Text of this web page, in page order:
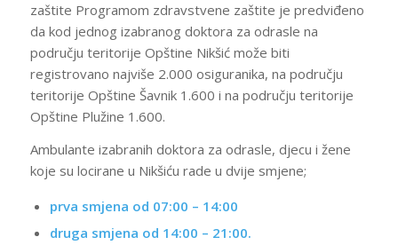
zaštite Programom zdravstvene zaštite je predviđeno
da kod jednog izabranog doktora za odrasle na
području teritorije Opštine Nikšić može biti
registrovano najviše 2.000 osiguranika, na području
teritоrije Opštine Šavnik 1.600 i na području teritorije
Opštine Plužine 1.600.
Ambulante izabranih doktora za odrasle, djecu i žene
koje su locirane u Nikšiću rade u dvije smjene;
prva smjena od 07:00 – 14:00
druga smjena od 14:00 – 21:00.